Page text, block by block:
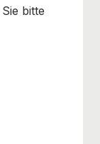
bitte